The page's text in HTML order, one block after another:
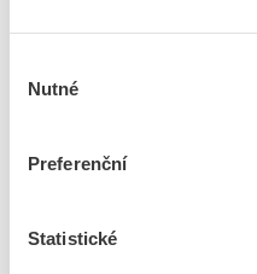
souhlasu
Nutné
Preferenční
Statistické
EAN